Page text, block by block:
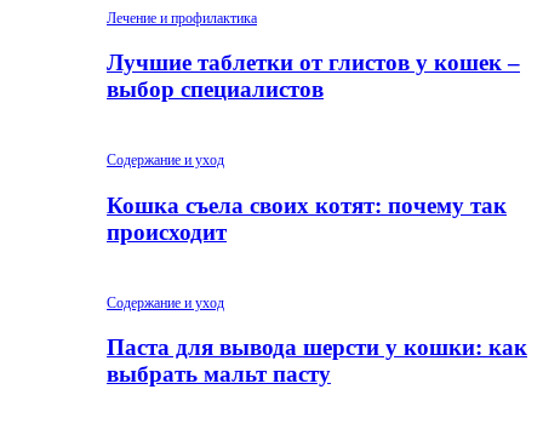
Лечение и профилактика
Лучшие таблетки от глистов у кошек –
выбор специалистов
Содержание и уход
Кошка съела своих котят: почему так
происходит
Содержание и уход
Паста для вывода шерсти у кошки: как
выбрать мальт пасту